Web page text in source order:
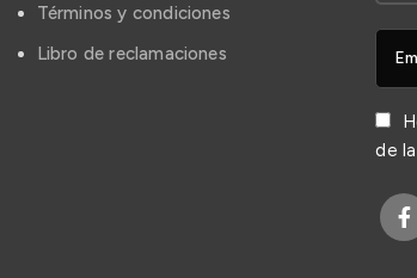
Términos y condiciones
Libro de reclamaciones
de